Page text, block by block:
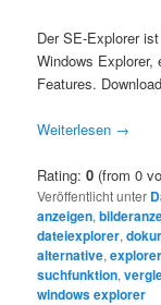
Der SE-Explorer
Windows Explorer,
Features.
Weiterlesen →
Rating:0 (from 0
Veröffentlicht unter
anzeigen,
dateiexplorer,
alternative,
suchfunktion,
windows explorer